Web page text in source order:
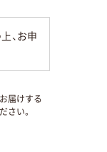
、お申
届けする
さい。